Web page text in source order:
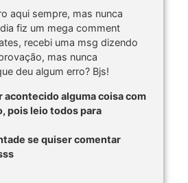
aqui sempre, mas nunca
fiz um mega comment
recebi uma msg dizendo
mas nunca
deu algum erro? Bjs!
acontecido alguma coisa com
pois leio todos para
se quiser comentar